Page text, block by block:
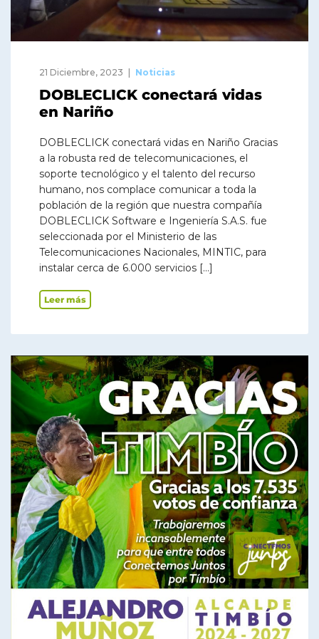
21 Diciembre, 2023 Noticias
DOBLECLICK conectará vidas
en Nariño
DOBLECLICK conectará vidas en Nariño Gracias
a la robusta red de telecomunicaciones, el
soporte tecnológico y el talento del recurso
humano, nos complace comunicar a toda la
población de la región que nuestra compañía
DOBLECLICK Software e Ingeniería S.A.S. fue
seleccionada por el Ministerio de las
Telecomunicaciones Nacionales, MINTIC, para
instalar cerca de 6.000 servicios […]
Leer más